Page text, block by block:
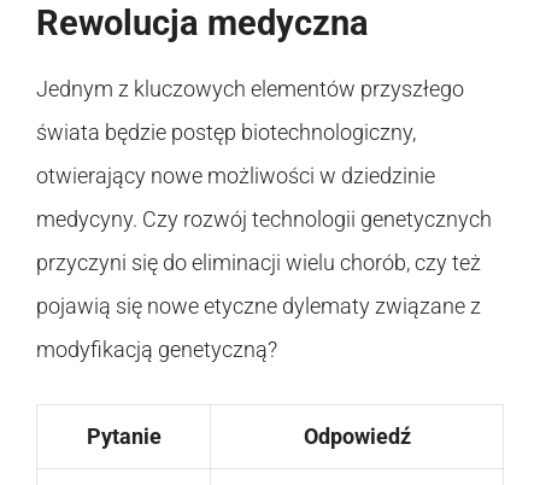
Rewolucja medyczna
Jednym z kluczowych elementów przyszłego
świata będzie postęp biotechnologiczny,
otwierający nowe możliwości w dziedzinie
medycyny. Czy rozwój technologii genetycznych
przyczyni się do eliminacji wielu chorób, czy też
pojawią się nowe etyczne dylematy związane z
modyfikacją genetyczną?
Pytanie Odpowiedź